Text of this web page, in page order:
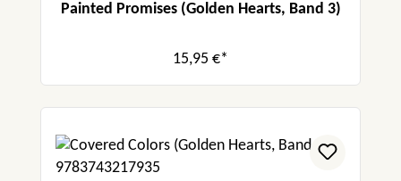
Painted Promises (Golden Hearts, Band 3)
15,95 €*